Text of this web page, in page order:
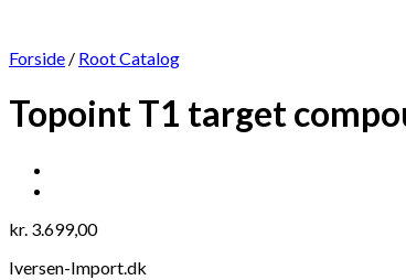
Forside / Root Catalog
Topoint T1 target
kr. 3.699,00
Iversen-Import.dk